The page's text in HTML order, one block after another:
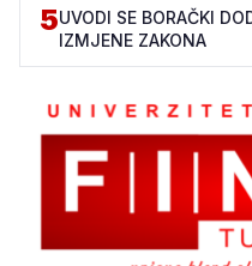
5UVODI SE BORAČKI
IZMJENE ZAKONA